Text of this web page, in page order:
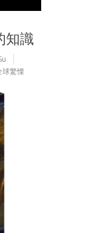
識
球驚慄